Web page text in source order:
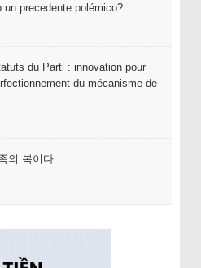
un precedente polémico?
du Parti : innovation pour
du mécanisme de
의 복이다